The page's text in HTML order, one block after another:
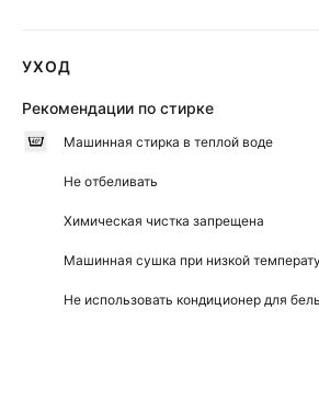
УХОД
Рекомендации по стирке
Машинная стирка в теплой воде
Не отбеливать
Химическая чистка запрещена
Машинная сушка при низкой
Не использовать кондиционер для